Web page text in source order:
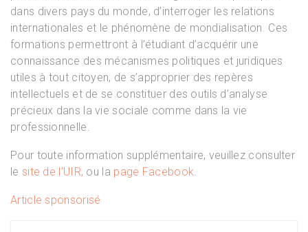
dans divers pays du monde, d’interroger les relations
internationales et le phénomène de mondialisation. Ces
formations permettront à l’étudiant d’acquérir une
connaissance des mécanismes politiques et juridiques
utiles à tout citoyen, de s’approprier des repères
intellectuels et de se constituer des outils d’analyse
précieux dans la vie sociale comme dans la vie
professionnelle.
Pour toute information supplémentaire, veuillez consulter
le site de l’UIR, ou la page Facebook
Article sponsorisé